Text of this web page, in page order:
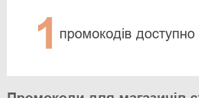
1 промокодів доступно